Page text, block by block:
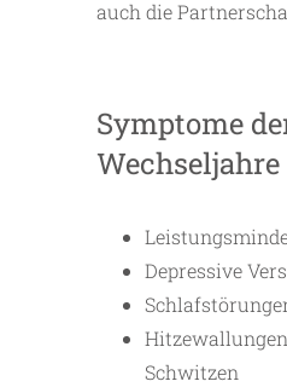
auch die
Symptome
Wechseljahre
Depressive
Schwitzen